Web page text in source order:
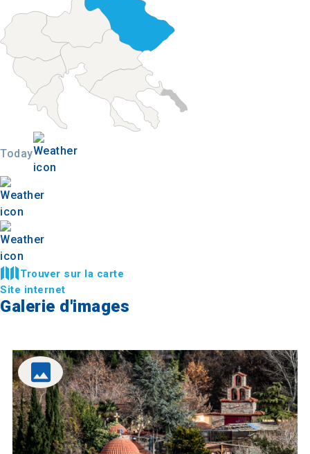
Today
Trouver sur la carte
Site internet
Galerie d'images